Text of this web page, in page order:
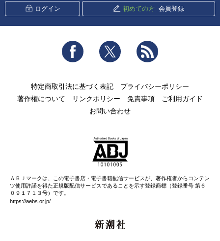
ログイン 初めての方 会員登録
Facebook Twitter
特定商取引法に基づく表記
プライバシーポリシー
著作権について
リンクポリシー 免責事項
ご利用ガイド
お問い合わせ
ＡＢＪマークは、この電子書店・電子書籍配信サービスが、著作権者からコンテン
ツ使用許諾を得た正規版配信サービスであることを示す登録商標（登録番号 第６
０９１７１３号）です。
https://aebs.or.jp/